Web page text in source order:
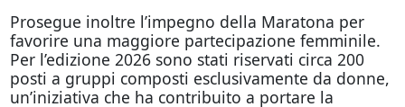
Prosegue inoltre l’impegno della Maratona per
favorire una maggiore partecipazione femminile.
Per l’edizione 2026 sono stati riservati circa 200
posti a gruppi composti esclusivamente da donne,
un’iniziativa che ha contribuito a portare la